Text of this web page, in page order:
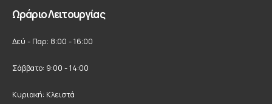
Ωράριο Λειτουργίας
Δεύ - Παρ: 8:00 - 16:00
Σάββατο: 9:00 - 14:00
Κυριακή: Κλειστά